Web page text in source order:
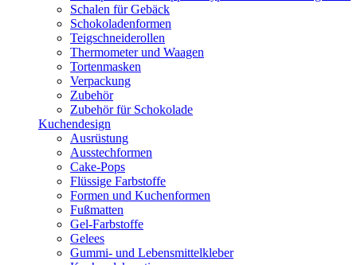
Schalen für Gebäck
Schokoladenformen
Teigschneiderollen
Thermometer und Waagen
Tortenmasken
Verpackung
Zubehör
Zubehör für Schokolade
Kuchendesign
Ausrüstung
Ausstechformen
Cake-Pops
Flüssige Farbstoffe
Formen und Kuchenformen
Fußmatten
Gel-Farbstoffe
Gelees
Gummi- und Lebensmittelkleber